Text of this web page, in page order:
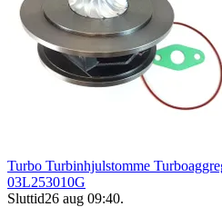
Turbo Turbinhjulstomme
03L253010G
Sluttid26 aug 09:40.